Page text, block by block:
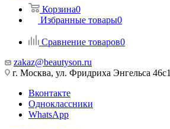
Корзина0
Избранные товары0
Сравнение товаров0
zakaz@beautyson.ru
г. Москва, ул. Фридриха Энгельса 46с1
Вконтакте
Одноклассники
WhatsApp